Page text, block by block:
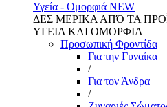
Υγεία - Ομορφιά NEW
ΔΕΣ ΜΕΡΙΚΑ ΑΠΌ ΤΑ
ΥΓΕΙΑ ΚΑΙ ΟΜΟΡΦΙΑ
Προσωπική Φροντίδα
Για την Γυναίκα
/
Για τον Άνδρα
/